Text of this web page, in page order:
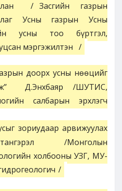
/ Засгийн газрын
Усны газрын Усны
усны тоо бүртгэл,
мэргэжилтэн /
доорх усны нөөцийг
Д.Энхбаяр /ШУТИС,
салбарын эрхлэгч
зориудаар арвижуулах
/Монголын
холбооны УЗГ, МУ-
/